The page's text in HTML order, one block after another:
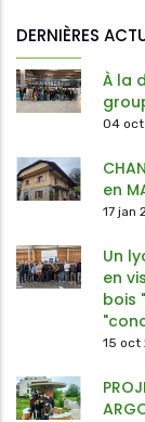
DERNIÈRES
À la
04 oct
en
17 jan
Un
en
bois
15 oct